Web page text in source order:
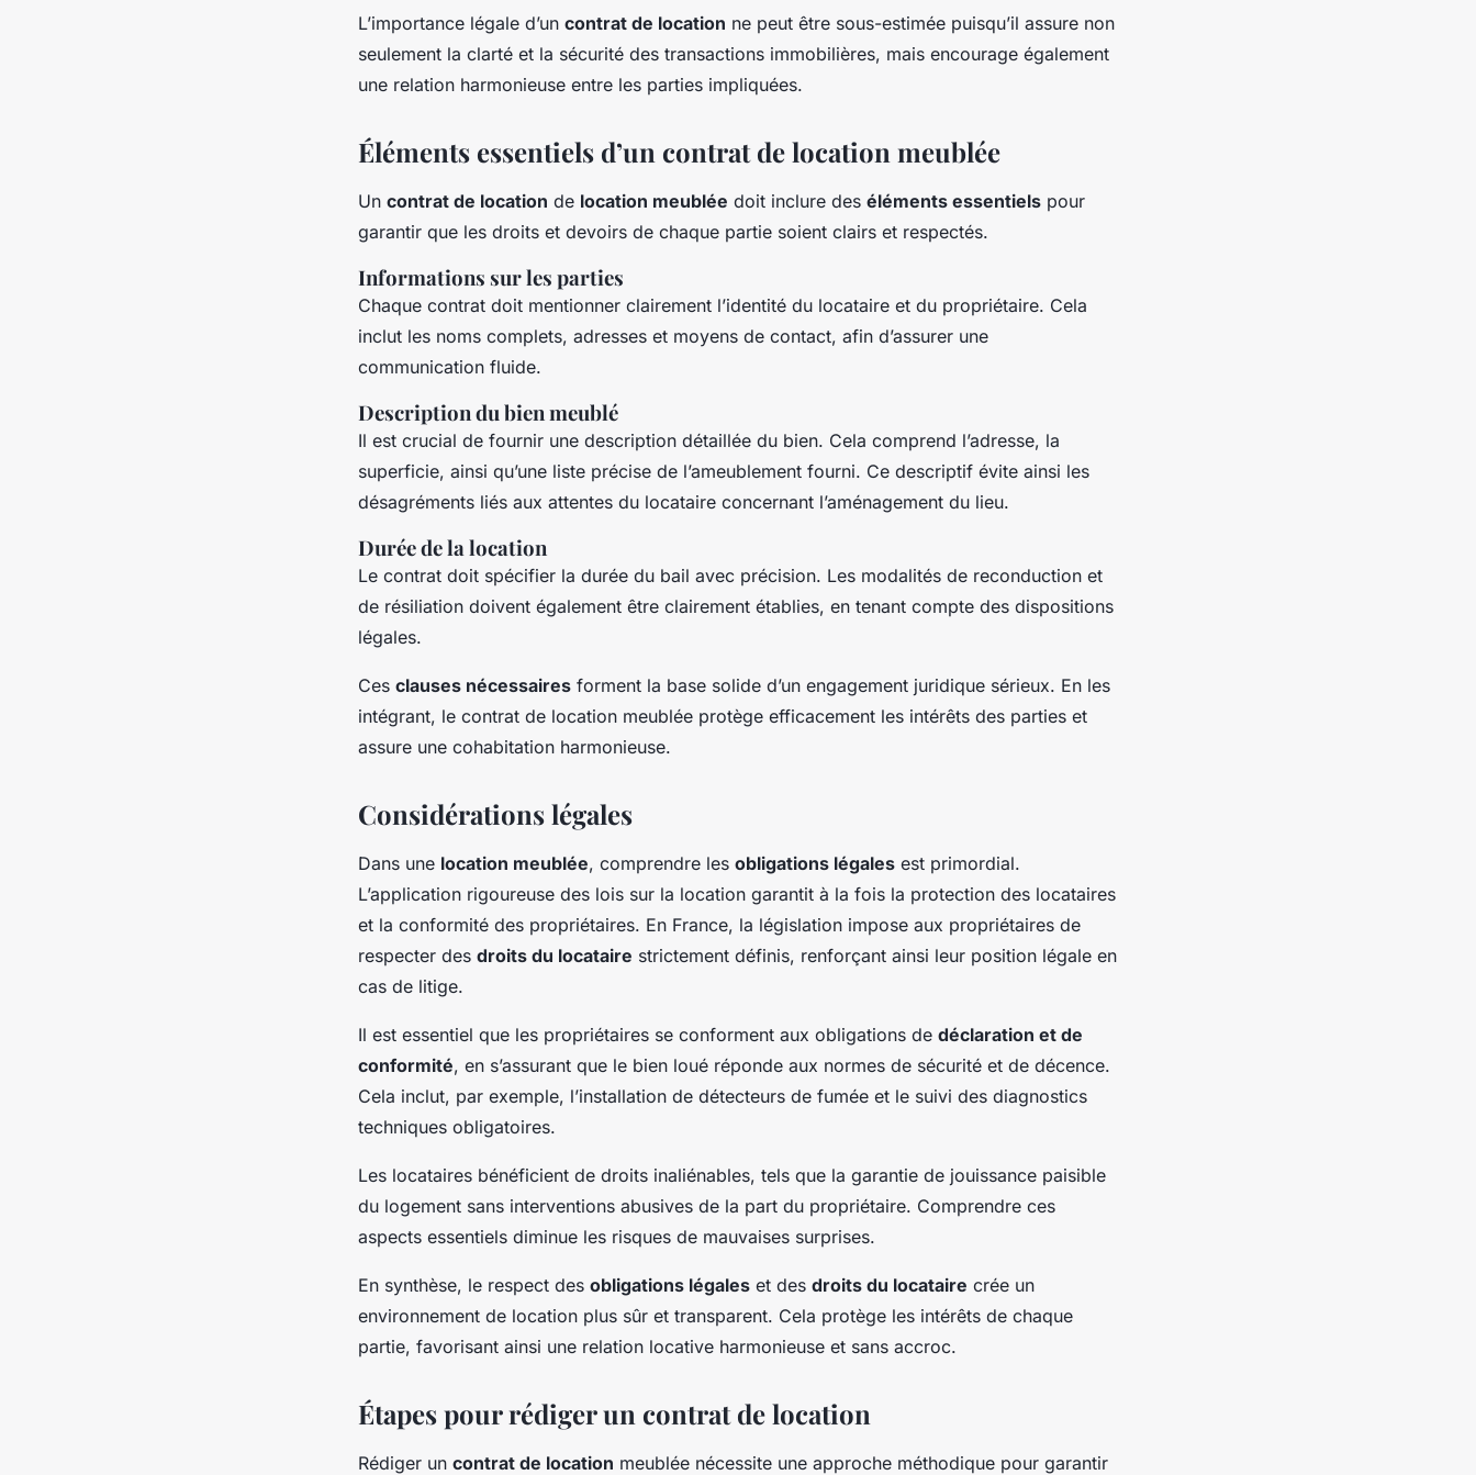
L’importance légale d’un contrat de location ne peut être sous-estimée puisqu’il assure non
seulement la clarté et la sécurité des transactions immobilières, mais encourage également
une relation harmonieuse entre les parties impliquées.
Éléments essentiels d’un contrat de location meublée
Un contrat de location de location meublée doit inclure des éléments essentiels pour
garantir que les droits et devoirs de chaque partie soient clairs et respectés.
Informations sur les parties
Chaque contrat doit mentionner clairement l’identité du locataire et du propriétaire. Cela
inclut les noms complets, adresses et moyens de contact, afin d’assurer une
communication fluide.
Description du bien meublé
Il est crucial de fournir une description détaillée du bien. Cela comprend l’adresse, la
superficie, ainsi qu’une liste précise de l’ameublement fourni. Ce descriptif évite ainsi les
désagréments liés aux attentes du locataire concernant l’aménagement du lieu.
Durée de la location
Le contrat doit spécifier la durée du bail avec précision. Les modalités de reconduction et
de résiliation doivent également être clairement établies, en tenant compte des dispositions
légales.
Ces clauses nécessaires forment la base solide d’un engagement juridique sérieux. En les
intégrant, le contrat de location meublée protège efficacement les intérêts des parties et
assure une cohabitation harmonieuse.
Considérations légales
Dans une location meublée, comprendre les obligations légales est primordial.
L’application rigoureuse des lois sur la location garantit à la fois la protection des locataires
et la conformité des propriétaires. En France, la législation impose aux propriétaires de
respecter des droits du locataire strictement définis, renforçant ainsi leur position légale en
cas de litige.
Il est essentiel que les propriétaires se conforment aux obligations de déclaration et de
conformité, en s’assurant que le bien loué réponde aux normes de sécurité et de décence.
Cela inclut, par exemple, l’installation de détecteurs de fumée et le suivi des diagnostics
techniques obligatoires.
Les locataires bénéficient de droits inaliénables, tels que la garantie de jouissance paisible
du logement sans interventions abusives de la part du propriétaire. Comprendre ces
aspects essentiels diminue les risques de mauvaises surprises.
En synthèse, le respect des obligations légales et des droits du locataire crée un
environnement de location plus sûr et transparent. Cela protège les intérêts de chaque
partie, favorisant ainsi une relation locative harmonieuse et sans accroc.
Étapes pour rédiger un contrat de location
Rédiger un contrat de location meublée nécessite une approche méthodique pour garantir